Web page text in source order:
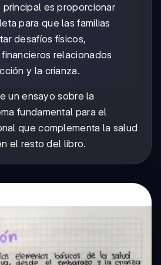
es proporcionar
para que las familias
desafíos físicos,
relacionados
y la crianza.
un ensayo sobre la
fundamental para el
que complementa la salud
el resto del libro.